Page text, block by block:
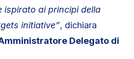
ispirato ai principi della
initiative”, dichiara
Delegato di